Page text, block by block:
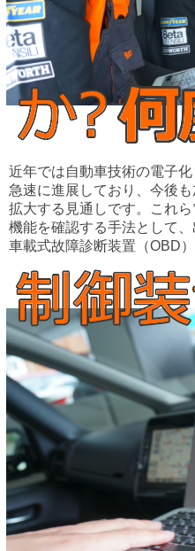
近年では自動車技術の電子化
急速に進展しており、今後も
拡大する見通しです。これら
機能を確認する手法として、
車載式故障診断装置（OBD